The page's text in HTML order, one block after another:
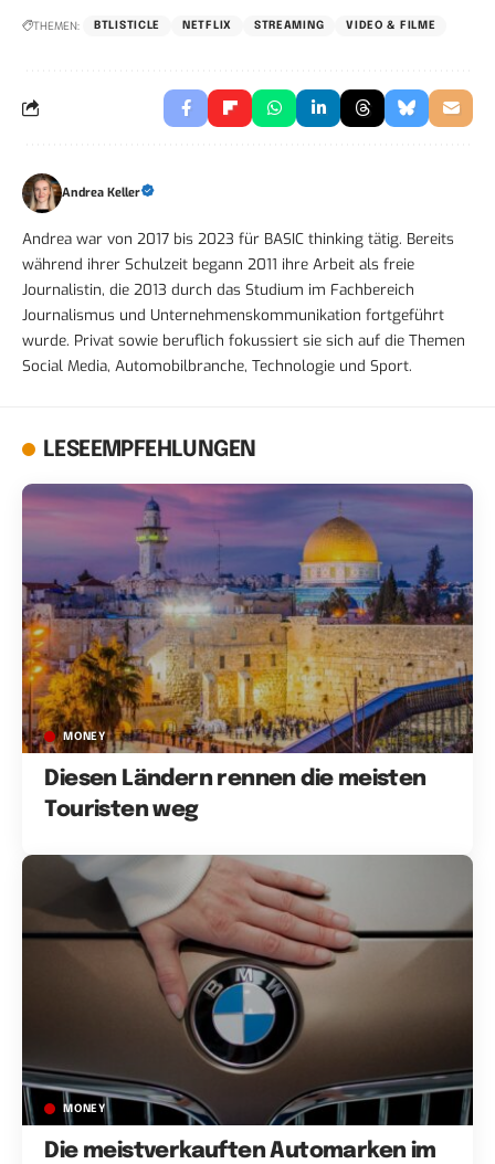
THEMEN: BTLISTICLE NETFLIX STREAMING VIDEO & FILME
Andrea Keller
Andrea war von 2017 bis 2023 für BASIC thinking tätig. Bereits
während ihrer Schulzeit begann 2011 ihre Arbeit als freie
Journalistin, die 2013 durch das Studium im Fachbereich
Journalismus und Unternehmenskommunikation fortgeführt
wurde. Privat sowie beruflich fokussiert sie sich auf die Themen
Social Media, Automobilbranche, Technologie und Sport.
LESEEMPFEHLUNGEN
MONEY
Diesen Ländern rennen die meisten
Touristen weg
MONEY
Die meistverkauften Automarken im